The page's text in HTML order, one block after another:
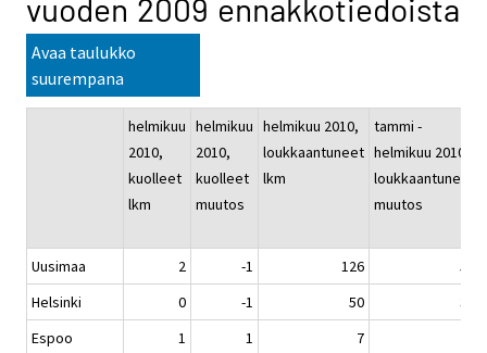
vuoden 2009 ennakkotiedoista
Avaa taulukko
suurempana
helmikuu
2010,
kuolleet
lkm
helmikuu
2010,
kuolleet
muutos
helmikuu 2010,
loukkaantuneet
lkm
tammi -
helmikuu 2010,
loukkaantuneet
muutos
Uusimaa
2 -1 126
53
Helsinki
0 -1 50
30
Espoo
1 1 7